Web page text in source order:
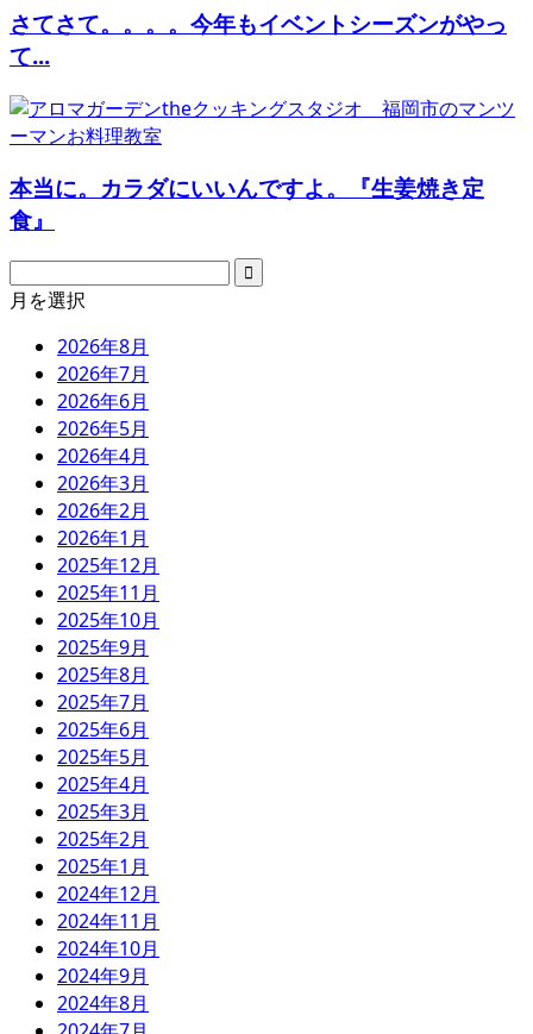
さてさて。。。。今年もイベントシーズンがやっ
て...
本当に。カラダにいいんですよ。『生姜焼き定
食』
月を選択
2026年8月
2026年7月
2026年6月
2026年5月
2026年4月
2026年3月
2026年2月
2026年1月
2025年12月
2025年11月
2025年10月
2025年9月
2025年8月
2025年7月
2025年6月
2025年5月
2025年4月
2025年3月
2025年2月
2025年1月
2024年12月
2024年11月
2024年10月
2024年9月
2024年8月